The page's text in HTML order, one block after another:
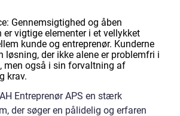
Gennemsigtighed og åben
vigtige elementer i et vellykket
kunde og entreprenør. Kunderne
løsning, der ikke alene er problemfri i
men også i sin forvaltning af
krav.
Entreprenør APS en stærk
der søger en pålidelig og erfaren